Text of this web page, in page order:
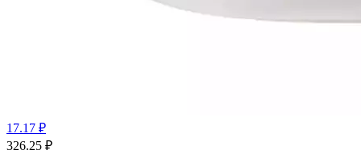
17.17 ₽
326.25 ₽